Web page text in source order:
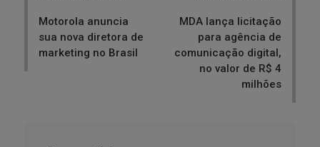
Motorola anuncia
sua nova diretora de
marketing no Brasil
MDA lança licitação
para agência de
comunicação digital,
no valor de R$ 4
milhões